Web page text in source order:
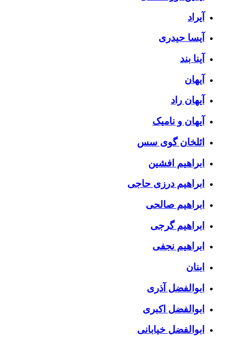
آیراد
آیسا حیدری
آینا بند
آیهان
آیهان راد
آیهان و نامیک
ائلخان گوی سس
ابراهیم افشین
ابراهیم درزی حاجی
ابراهیم صالحی
ابراهیم گرجی
ابراهیم نجفی
ابنان
ابوالفضل آذری
ابوالفضل اکبری
ابوالفضل خیابانی